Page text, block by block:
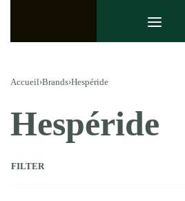
Accueil›Brands›Hespéride
Hespéride
FILTER